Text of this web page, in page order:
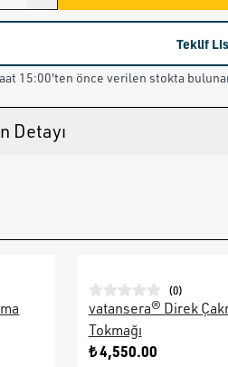
Teklif
15:00'ten önce verilen stokta
Detayı
(0)
vatansera® Direk
Tokmağı
₺ 4,550.00